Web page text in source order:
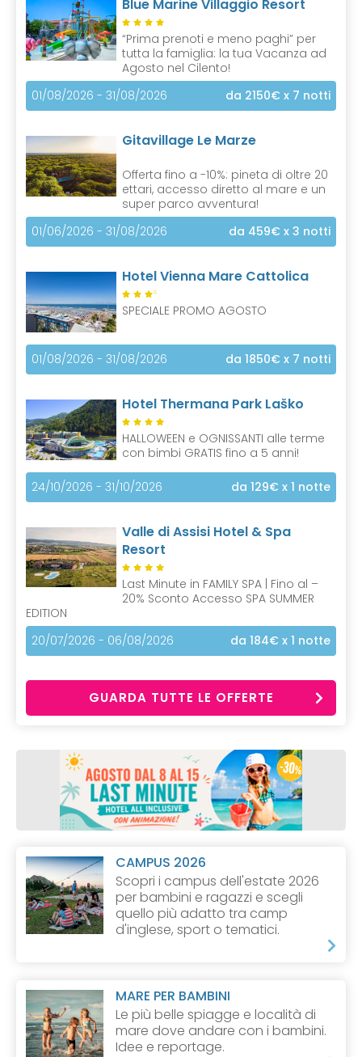
Blue Marine Villaggio Resort
“Prima prenoti e meno paghi” per
tutta la famiglia: la tua Vacanza ad
Agosto nel Cilento!
01/08/2026 - 31/08/2026
da 2150€ x 7 notti
Gitavillage Le Marze
Offerta fino a -10%: pineta di oltre 20
ettari, accesso diretto al mare e un
super parco avventura!
01/06/2026 - 31/08/2026
da 459€ x 3 notti
Hotel Vienna Mare Cattolica
S
SPECIALE PROMO AGOSTO
01/08/2026 - 31/08/2026 da 1850€ x 7 notti
Hotel Thermana Park Laško
HALLOWEEN e OGNISSANTI alle terme
con bimbi GRATIS fino a 5 anni!
24/10/2026 - 31/10/2026 da 129€ x 1 notte
Valle di Assisi Hotel & Spa
Resort
Last Minute in FAMILY SPA | Fino al –
20% Sconto Accesso SPA SUMMER
EDITION
20/07/2026 - 06/08/2026
da 184€ x 1 notte
GUARDA TUTTE LE OFFERTE
CAMPUS 2026
Scopri i campus dell'estate 2026
per bambini e ragazzi e scegli
quello più adatto tra camp
d'inglese, sport o tematici.
MARE PER BAMBINI
Le più belle spiagge e località di
mare dove andare con i bambini.
Idee e reportage.